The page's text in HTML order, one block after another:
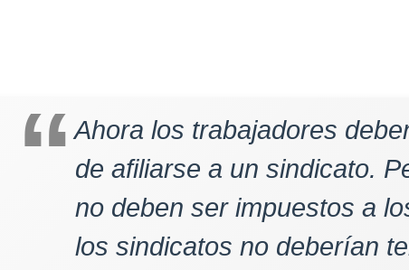
Ahora los trabajadores
de afiliarse a un sindicato.
no deben ser impuestos a
los sindicatos no deberían